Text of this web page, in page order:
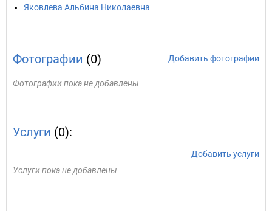
Яковлева Альбина Николаевна
Фотографии (0) Добавить фотографии
Фотографии пока не добавлены
Услуги (0):
Добавить услуги
Услуги пока не добавлены